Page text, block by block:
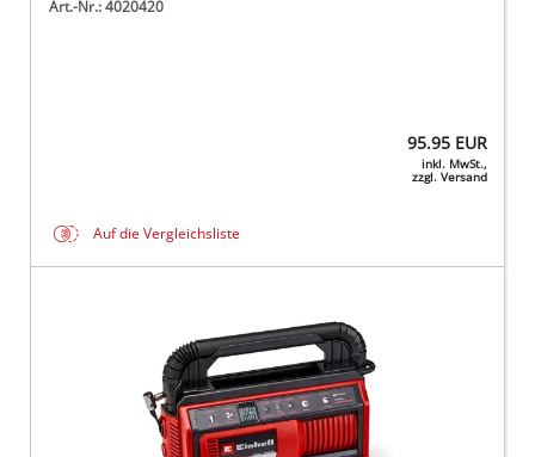
Art.-Nr.: 4020420
95.95 EUR
inkl. MwSt.,
zzgl. Versand
Auf die Vergleichsliste